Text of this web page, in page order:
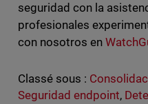
seguridad con la
profesionales
con nosotros en
Classé sous :
Seguridad endpoint,